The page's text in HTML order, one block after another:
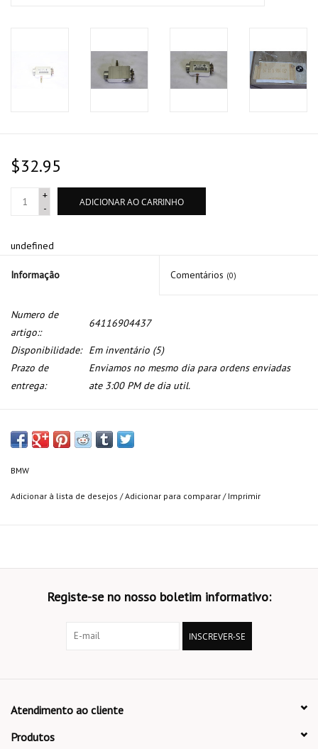
$32.95
+
-
ADICIONAR AO CARRINHO
undefined
Informação Comentários (0)
Numero de
artigo::
64116904437
Disponibilidade: Em inventário (5)
Prazo de
entrega:
Enviamos no mesmo dia para ordens enviadas
ate 3:00 PM de dia util.
BMW
Adicionar à lista de desejos /Adicionar para comparar / Imprimir
Registe-se no nosso boletim informativo:
INSCREVER-SE
Atendimento ao cliente
Produtos